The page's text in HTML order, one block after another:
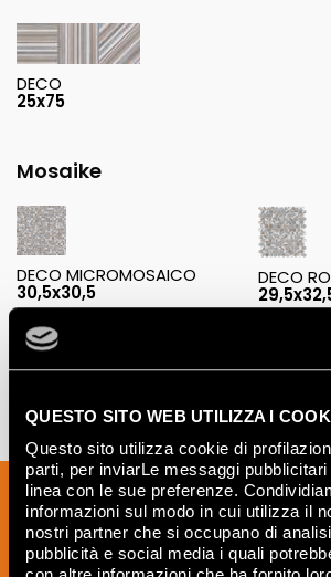
QUESTO SITO WEB UTILIZZA I
Questo sito utilizza cookie di
parti, per inviarLe messaggi
linea con le sue preferenze.
informazioni sul modo in cui utilizza il
nostri partner che si occupano di
pubblicità e social media i quali
DECO
25x75
Mosaike
DECO MICROMOSAICO
30,5x30,5
DECO
Melden Sie sich für unseren
an, um Neuigkeiten,
und kreative Ideen aus der